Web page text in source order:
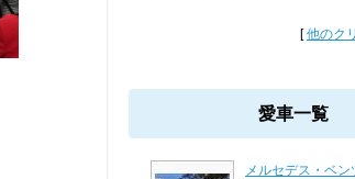
[他のク
愛車一覧
メルセデス・ベン